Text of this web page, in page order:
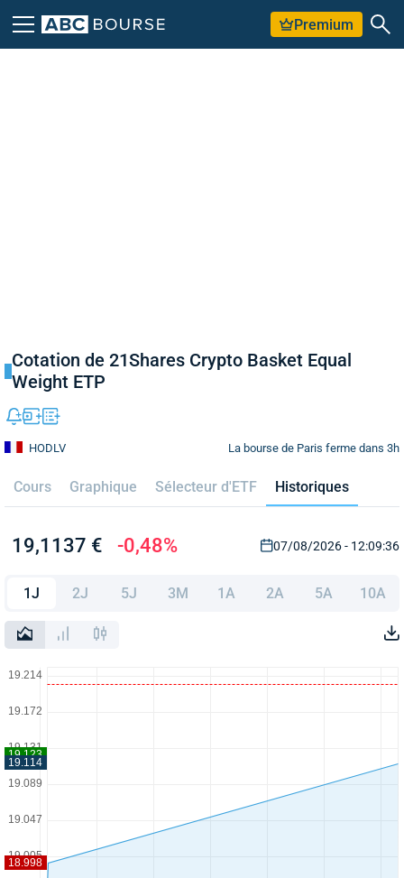
Premium
Cotation de 21Shares Crypto Basket Equal
Weight ETP
La bourse de Paris ferme dans 3h
HODLV
Cours Graphique Sélecteur d'ETF Historiques
19,1137 € -0,48% 07/08/2026 - 12:09:36
1J 2J 5J 3M 1A 2A 5A 10A